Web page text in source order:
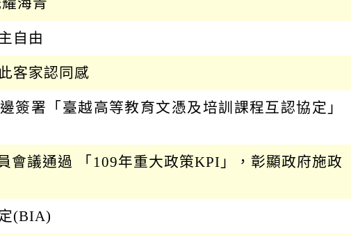
自由
客家認同感
簽署「臺越高等教育文憑及培訓課程互認協定」
會議通過 「109年重大政策KPI」，彰顯政府施政
(BIA)